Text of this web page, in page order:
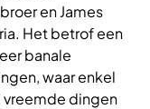
en James
Het betrof een
banale
waar enkel
vreemde dingen